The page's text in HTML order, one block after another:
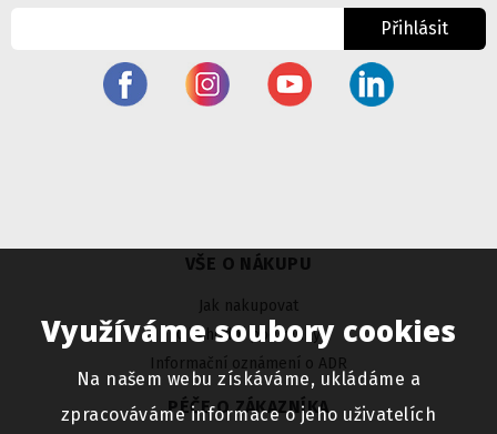
Využíváme soubory cookies
Na našem webu získáváme, ukládáme a
zpracováváme informace o jeho uživatelích
Přihlásit
VŠE O NÁKUPU
Jak nakupovat
Obchodní podmínky
Informační oznámení o ADR
PÉČE O ZÁKAZNÍKA